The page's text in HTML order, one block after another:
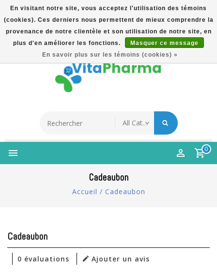
5% Korting Na Aanmelding Op Nieuwsbrief | Gratis
Verzending Vanaf €49 | Online Sinds 2007
Français
0
Cadeaubon
Accueil / Cadeaubon
Cadeaubon
0 évaluations Ajouter un avis
En visitant notre site, vous acceptez l'utilisation des témoins
(cookies). Ces derniers nous permettent de mieux comprendre la
provenance de notre clientèle et son utilisation de notre site, en
plus d'en améliorer les fonctions.
Masquer ce message
En savoir plus sur les témoins (cookies) »